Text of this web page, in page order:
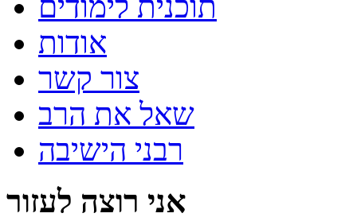
תוכנית לימודים
אודות
צור קשר
שאל את הרב
רבני הישיבה
אני רוצה לעזור